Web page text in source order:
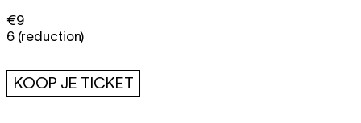
€9
6 (reduction)
KOOP JE TICKET